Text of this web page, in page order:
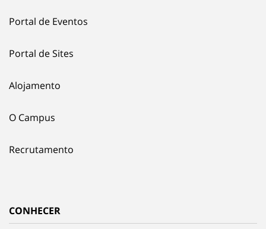
Portal de Eventos
Portal de Sites
Alojamento
O Campus
Recrutamento
CONHECER